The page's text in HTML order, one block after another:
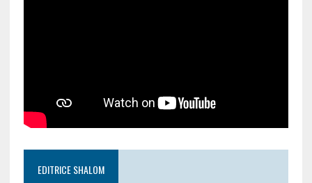
EDITRICE SHALOM